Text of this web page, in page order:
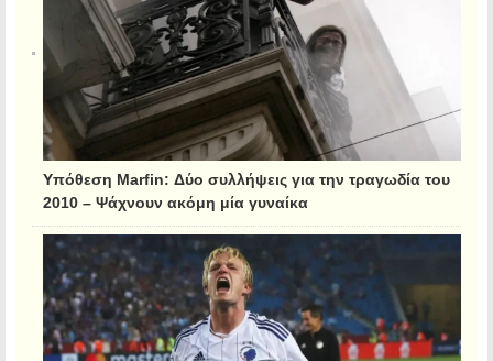
Υπόθεση Marfin: Δύο συλλήψεις για την τραγωδία του
2010 – Ψάχνουν ακόμη μία γυναίκα